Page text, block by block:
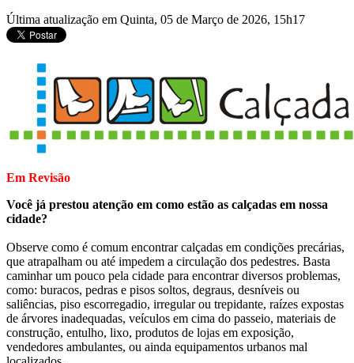
Última atualização em Quinta, 05 de Março de 2026, 15h17
Em Revisão
Você já prestou atenção em como estão as calçadas em nossa
cidade?
Observe como é comum encontrar calçadas em condições precárias,
que atrapalham ou até impedem a circulação dos pedestres. Basta
caminhar um pouco pela cidade para encontrar diversos problemas,
como: buracos, pedras e pisos soltos, degraus, desníveis ou
saliências, piso escorregadio, irregular ou trepidante, raízes expostas
de árvores inadequadas, veículos em cima do passeio, materiais de
construção, entulho, lixo, produtos de lojas em exposição,
vendedores ambulantes, ou ainda equipamentos urbanos mal